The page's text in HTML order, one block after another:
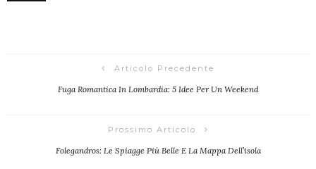
Articolo Precedente
Fuga Romantica In Lombardia: 5 Idee Per Un Weekend
Prossimo Articolo
Folegandros: Le Spiagge Più Belle E La Mappa Dell’isola